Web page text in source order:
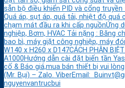
sẵn bộ điều khiển PID và cổng
Quá áp, sụt áp, quá tải, nhiệt độ quá
chạm mát đầu ra khi cấp nguồnỨng
nghiệp, Bơm, HVAC Tải nặng : Băng
bao bì, máy giặt công nghiệp, máy
W140 x H260 x D147CÁCH PHÂN
A1000Hướng dẫn cài đặt biến tần
cố & Báo giá,mua bán thiết bị vui
(Mr. Bụi) – Zalo. ViberEmail:
nguyenvantrucbui